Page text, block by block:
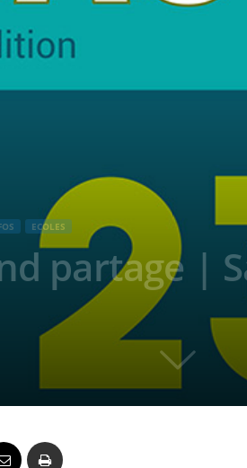
ECOLES
partage |